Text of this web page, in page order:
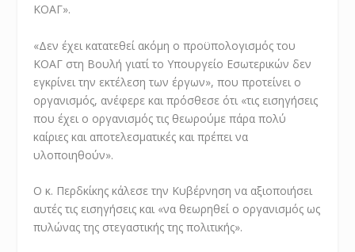
ΚΟΑΓ».
«Δεν έχει κατατεθεί ακόμη ο προϋπολογισμός του
ΚΟΑΓ στη Βουλή γιατί το Υπουργείο Εσωτερικών δεν
εγκρίνει την εκτέλεση των έργων», που προτείνει ο
οργανισμός, ανέφερε και πρόσθεσε ότι «τις εισηγήσεις
που έχει ο οργανισμός τις θεωρούμε πάρα πολύ
καίριες και αποτελεσματικές και πρέπει να
υλοποιηθούν».
Ο κ. Περδκίκης κάλεσε την Κυβέρνηση να αξιοποιήσει
αυτές τις εισηγήσεις και «να θεωρηθεί ο οργανισμός ως
πυλώνας της στεγαστικής της πολιτικής».